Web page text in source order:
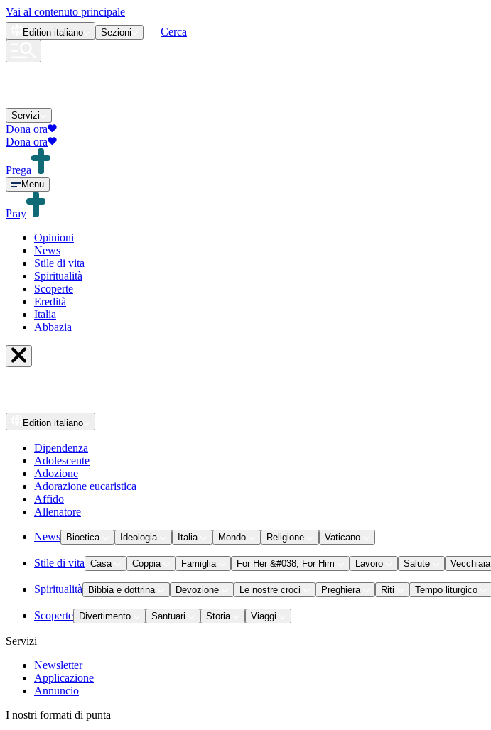
Vai al contenuto principale
Edition italiano Sezioni Cerca
Servizi
Dona ora
Dona ora
Prega
Menu
Pray
Opinioni
News
Stile di vita
Spiritualità
Scoperte
Eredità
Italia
Abbazia
Edition italiano
Dipendenza
Adolescente
Adozione
Adorazione eucaristica
Affido
Allenatore
News Bioetica Ideologia Italia Mondo Religione Vaticano
Stile di vita Casa Coppia Famiglia For Her &#038; For Him Lavoro Salute Vecchiaia
Spiritualità Bibbia e dottrina Devozione Le nostre croci Preghiera Riti Tempo liturgico
Scoperte Divertimento Santuari Storia Viaggi
Servizi
Newsletter
Applicazione
Annuncio
I nostri formati di punta